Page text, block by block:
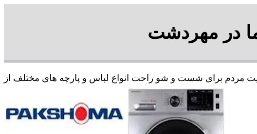
در مهردشت
مردم برای شست و شو راحت انواع لباس و پارچه های مختلف از